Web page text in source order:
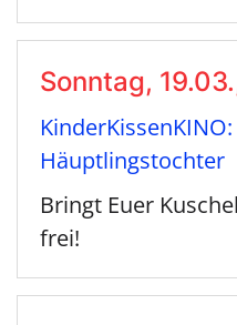
Sonntag,
Häuptlingstochter
Bringt Euer
frei!